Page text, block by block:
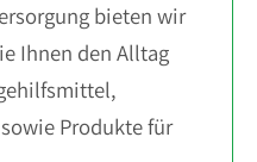
bieten wir
Ihnen den Alltag
Produkte für